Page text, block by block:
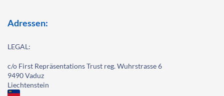
Adressen:
LEGAL:
c/o First Repräsentations Trust reg. Wuhrstrasse 6
9490 Vaduz
Liechtenstein